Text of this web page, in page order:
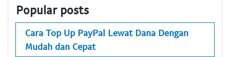
Popular posts
Cara Top Up PayPal Lewat Dana Dengan
Mudah dan Cepat